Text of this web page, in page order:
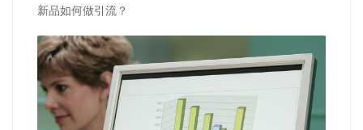
新品如何做引流？